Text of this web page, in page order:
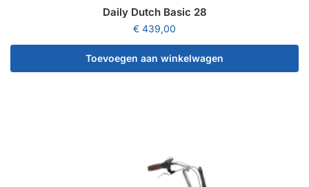
Daily Dutch Basic 28
€ 439,00
Toevoegen aan winkelwagen